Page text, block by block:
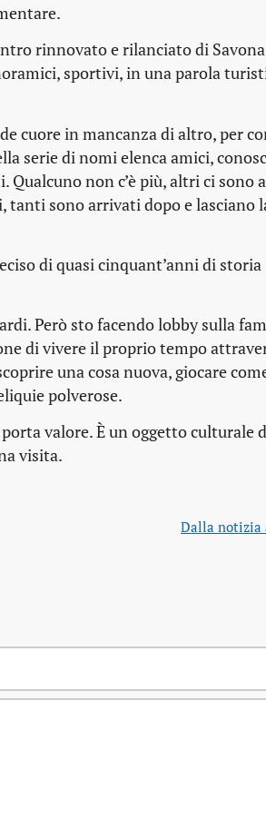
rinnovato e rilanciato di
sportivi, in una parola
cuore in mancanza di altro, per
serie di nomi elenca amici,
non c’è più, altri ci sono
tanti sono arrivati dopo e lasciano
di quasi cinquant’anni di storia
Però sto facendo lobby sulla
di vivere il proprio tempo
una cosa nuova, giocare
polverose.
valore. È un oggetto culturale
visita.
Dalla notizia